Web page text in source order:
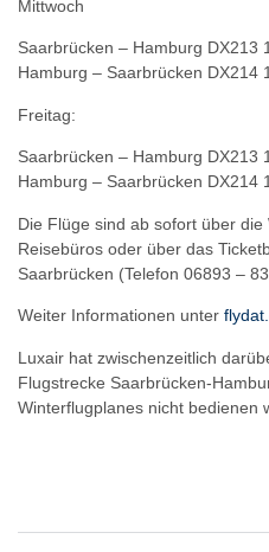
Mittwoch
Saarbrücken – Hamburg DX213
Hamburg – Saarbrücken DX214
Freitag:
Saarbrücken – Hamburg DX213
Hamburg – Saarbrücken DX214
Die Flüge sind ab sofort über
Reisebüros oder über das
Saarbrücken (Telefon 06893 –
Weiter Informationen unter
Luxair hat zwischenzeitlich
Flugstrecke Saarbrücken-
Winterflugplanes nicht bedienen